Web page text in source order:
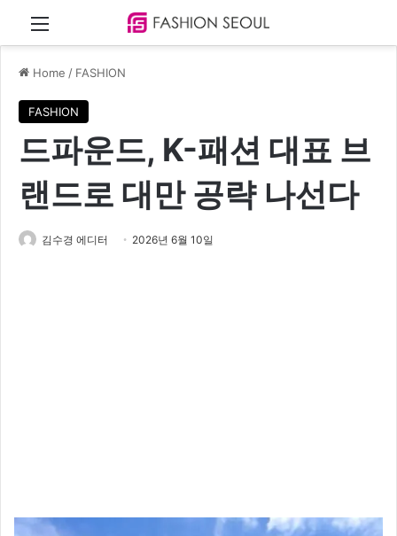
Menu
Home / FASHION
FASHION
드파운드, K-패션 대표 브
랜드로 대만 공략 나선다
김수경 에디터 2026년 6월 10일